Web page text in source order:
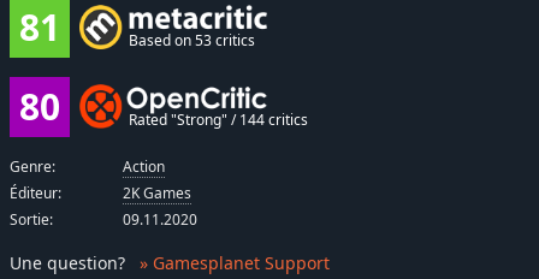
81 Based on 53 critics
80 Rated "Strong" / 144 critics
Genre:
Action
Éditeur:
2K Games
Sortie:
09.11.2020
Une question? » Gamesplanet Support